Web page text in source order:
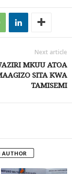
Next article
MKUU ATOA
SITA KWA
TAMISEMI
AUTHOR